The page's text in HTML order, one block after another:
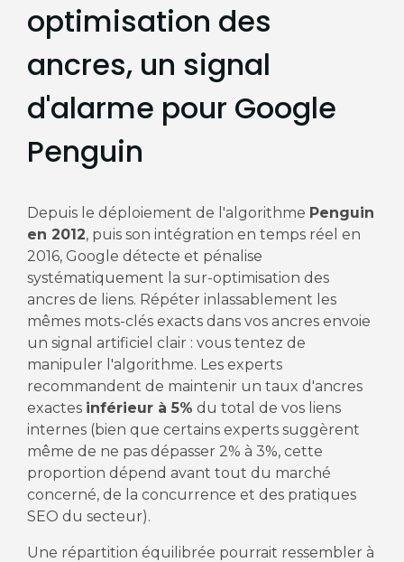
optimisation des
ancres, un signal
d'alarme pour Google
Penguin
Depuis le déploiement de l'algorithme Penguin
en 2012, puis son intégration en temps réel en
2016, Google détecte et pénalise
systématiquement la sur-optimisation des
ancres de liens. Répéter inlassablement les
mêmes mots-clés exacts dans vos ancres envoie
un signal artificiel clair : vous tentez de
manipuler l'algorithme. Les experts
recommandent de maintenir un taux d'ancres
exactes inférieur à 5% du total de vos liens
internes (bien que certains experts suggèrent
même de ne pas dépasser 2% à 3%, cette
proportion dépend avant tout du marché
concerné, de la concurrence et des pratiques
SEO du secteur).
Une répartition équilibrée pourrait ressembler à